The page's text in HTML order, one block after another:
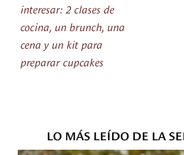
interesar: 2 clases de
cocina, un brunch, una
cena y un kit para
preparar cupcakes
LO MÁS LEÍDO DE LA